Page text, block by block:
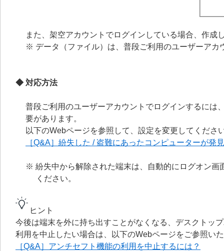
また、架空アカウントでログインしている場合、作
※ データ（ファイル）は、普段ご利用のユーザーアカ
◆ 対応方法
普段ご利用のユーザーアカウントでログインするには
要があります。
以下のWebページを参照して、設定を変更してくださ
［Q&A］紛失した / 盗難にあったコンピューターが発
※ 紛失中から解除された端末は、自動的にログオン
ください。
ヒント
今後は端末を外に持ち出すことがなくなる、デスクトッ
利用を中止したい場合は、以下のWebページをご参照い
［Q&A］アンチセフト機能の利用を中止するには？